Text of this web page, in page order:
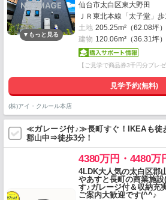
仙台市太白区東大野田
ＪＲ東北本線「太子堂」
土地 205.25m²（62.08坪）
建物 120.06m²（36.31坪）
【ご見学で商品券3千円分プレ
見学予約(無料)
(株)アイ・クルール本店
≪ガレージ付♪≫長町すぐ！IKEAも徒
郡山中⇒徒歩3分！
4380万円・4480万
4LDK大人気の太白区郡
やあすと長町の商業施
す♪ガレージ付＆収納充
ご案内大歓迎です(^^♪